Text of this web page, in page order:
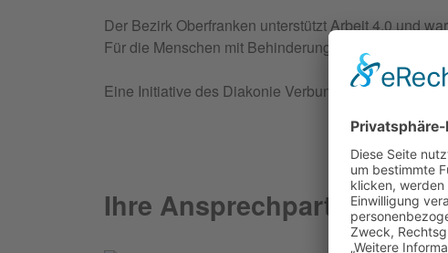
Der Bezirk Oberfranken unterstützt Arbeit 4.0 und
Für die Menschen mit Behinderung ist der Weg
Eine Initiative des Diakonie Verbundes Kulmbach.
Ihre Ansprechpartnerin